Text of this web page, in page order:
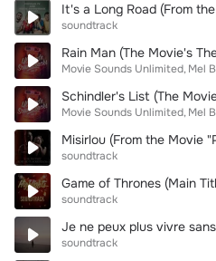
It's a Long Road (From
soundtrack
Rain Man (The Movie's
Movie Sounds Unlimited Mel
Schindler's List (The
Movie Sounds Unlimited Mel
Misirlou (From the Movie
soundtrack
Game of Thrones (Main
soundtrack
Je ne peux plus vivre
soundtrack